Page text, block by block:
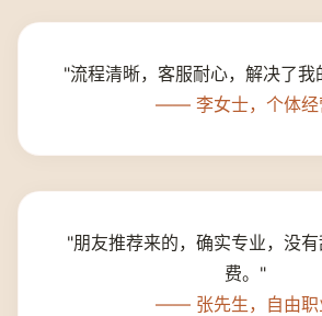
"流程清晰，客服耐心，解决了我
—— 李女士，个体经
"朋友推荐来的，确实专业，没
费。"
—— 张先生，自由职